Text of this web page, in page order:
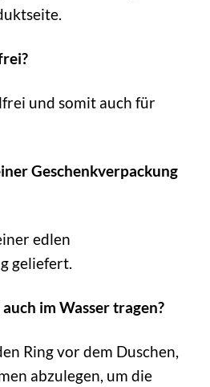
und somit auch für
Geschenkverpackung
edlen
geliefert.
im Wasser tragen?
Ring vor dem Duschen,
abzulegen, um die